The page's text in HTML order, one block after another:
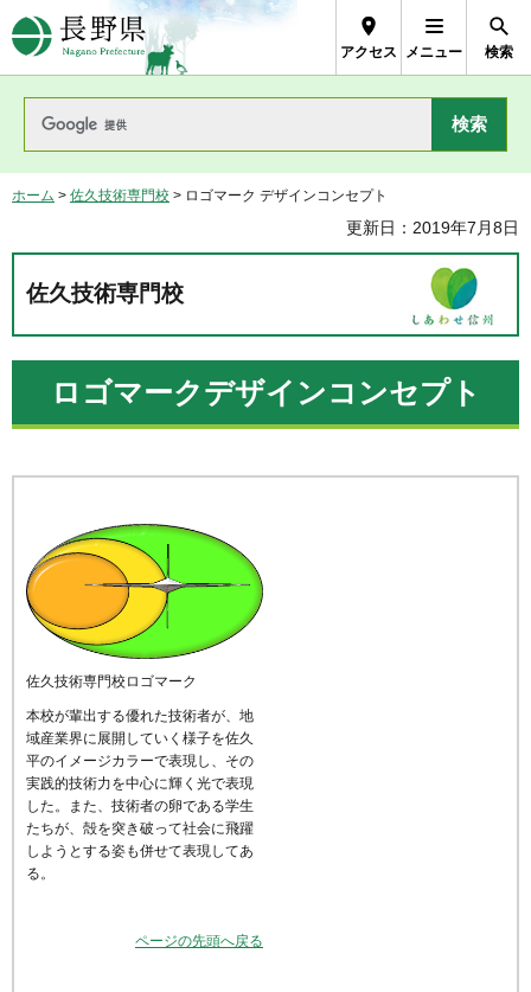
長野県Nagano Prefecture
アクセス メニュー 検索
ホーム > 佐久技術専門校 > ロゴマーク デザインコンセプト
更新日：2019年7月8日
佐久技術専門校
ロゴマークデザインコンセプト
佐久技術専門校ロゴマーク
本校が輩出する優れた技術者が、地
域産業界に展開していく様子を佐久
平のイメージカラーで表現し、その
実践的技術力を中心に輝く光で表現
した。また、技術者の卵である学生
たちが、殻を突き破って社会に飛躍
しようとする姿も併せて表現してあ
る。
ページの先頭へ戻る